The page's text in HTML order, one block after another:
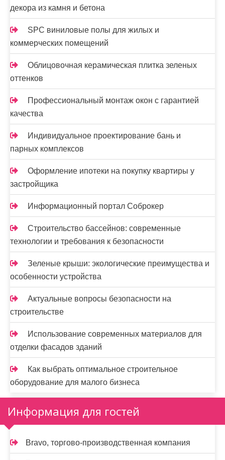
декора из камня и бетона
SPC виниловые полы для жилых и
коммерческих помещений
Облицовочная керамическая плитка зеленых
оттенков
Профессиональный монтаж окон с гарантией
качества
Индивидуальное проектирование бань и
парных комплексов
Оформление ипотеки на покупку квартиры у
застройщика
Информационный портал Соброкер
Строительство бассейнов: современные
технологии и требования к безопасности
Зеленые крыши: экологические преимущества и
особенности устройства
Актуальные вопросы безопасности на
строительстве
Использование современных материалов для
отделки фасадов зданий
Как выбрать оптимальное строительное
оборудование для малого бизнеса
Информация для гостей
Bravo, торгово-производственная компания